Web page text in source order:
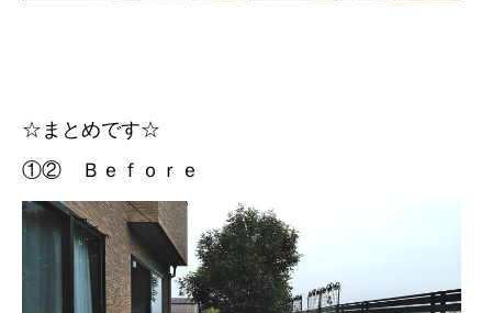
☆まとめです☆
①② Ｂｅｆｏｒｅ